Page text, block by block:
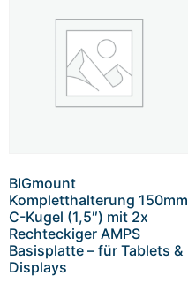
BIGmount
Kompletthalterung 150mm
C-Kugel (1,5″) mit 2x
Rechteckiger AMPS
Basisplatte – für Tablets &
Displays